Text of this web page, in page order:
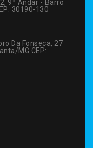
9º Andar - Barro
30190-130
Da Fonseca, 27
MG CEP: